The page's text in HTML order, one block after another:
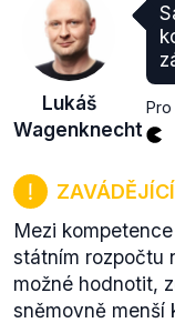
Lukáš
Wagenknecht
Pro
ZAVÁDĚJÍCÍ
Mezi
státním rozpočtu
možné hodnotit,
sněmovně menší